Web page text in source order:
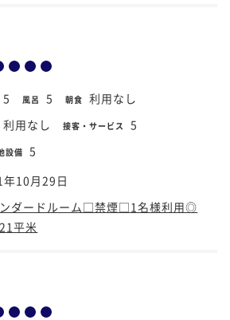
5 風呂 5 朝食 利用なし
利用なし 接客・サービス 5
設備 5
10月29日
ダードルーム□禁煙□1名様利用◎
平米